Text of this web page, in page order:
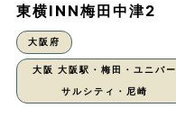
東横INN梅田中津2
大阪府
大阪 大阪駅・梅田・ユニバー
サルシティ・尼崎